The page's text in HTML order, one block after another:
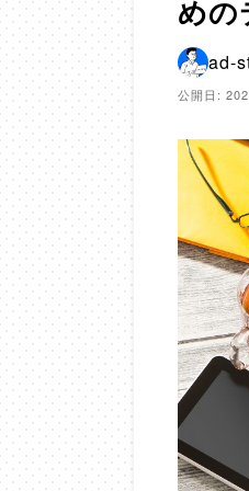
めの
ad-
公開日: